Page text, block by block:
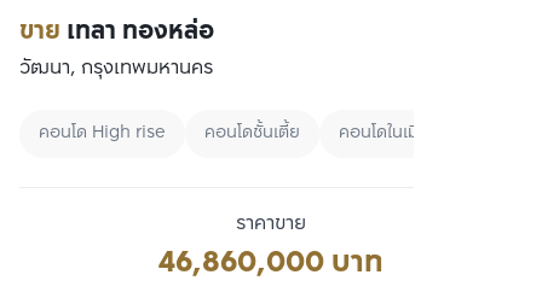
ขาย เทลา ทองหล่อ
วัฒนา, กรุงเทพมหานคร
คอนโด High rise คอนโดชั้นเตี้ย คอนโดในเมือง
ราคาขาย
46,860,000 บาท